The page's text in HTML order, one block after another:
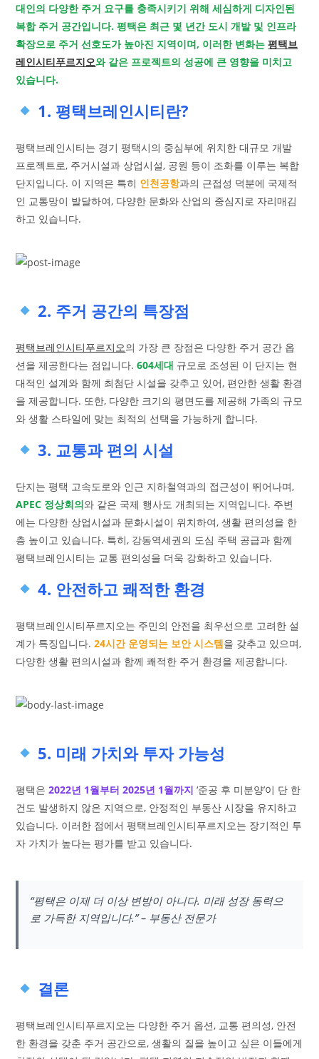
대인의 다양한 주거 요구를 충족시키기 위해 세심하게 디자인된
복합 주거 공간입니다. 평택은 최근 몇 년간 도시 개발 및 인프라
확장으로 주거 선호도가 높아진 지역이며, 이러한 변화는평택브
레인시티푸르지오와 같은 프로젝트의 성공에 큰 영향을 미치고
있습니다.
1. 평택브레인시티란?
평택브레인시티는 경기 평택시의 중심부에 위치한 대규모 개발
프로젝트로, 주거시설과 상업시설, 공원 등이 조화를 이루는 복합
단지입니다. 이 지역은 특히 인천공항과의 근접성 덕분에 국제적
인 교통망이 발달하여, 다양한 문화와 산업의 중심지로 자리매김
하고 있습니다.
2. 주거 공간의 특장점
평택브레인시티푸르지오의 가장 큰 장점은 다양한 주거 공간 옵
션을 제공한다는 점입니다.604세대 규모로 조성된 이 단지는 현
대적인 설계와 함께 최첨단 시설을 갖추고 있어, 편안한 생활 환경
을 제공합니다. 또한, 다양한 크기의 평면도를 제공해 가족의 규모
와 생활 스타일에 맞는 최적의 선택을 가능하게 합니다.
3. 교통과 편의 시설
단지는 평택 고속도로와 인근 지하철역과의 접근성이 뛰어나며,
APEC 정상회의와 같은 국제 행사도 개최되는 지역입니다. 주변
에는 다양한 상업시설과 문화시설이 위치하여, 생활 편의성을 한
층 높이고 있습니다. 특히, 강동역세권의 도심 주택 공급과 함께
평택브레인시티는 교통 편의성을 더욱 강화하고 있습니다.
4. 안전하고 쾌적한 환경
평택브레인시티푸르지오는 주민의 안전을 최우선으로 고려한 설
계가 특징입니다.24시간 운영되는 보안 시스템을 갖추고 있으며,
다양한 생활 편의시설과 함께 쾌적한 주거 환경을 제공합니다.
5. 미래 가치와 투자 가능성
평택은2022년 1월부터 2025년 1월까지 ‘준공 후 미분양’이 단 한
건도 발생하지 않은 지역으로, 안정적인 부동산 시장을 유지하고
있습니다. 이러한 점에서 평택브레인시티푸르지오는 장기적인 투
자 가치가 높다는 평가를 받고 있습니다.
“평택은 이제 더 이상 변방이 아니다. 미래 성장 동력으
로 가득한 지역입니다.” – 부동산 전문가
결론
평택브레인시티푸르지오는 다양한 주거 옵션, 교통 편의성, 안전
한 환경을 갖춘 주거 공간으로, 생활의 질을 높이고 싶은 이들에게